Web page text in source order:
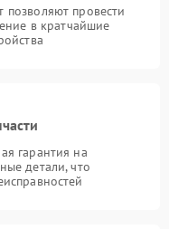
провести
в кратчайшие
гарантия на
детали, что